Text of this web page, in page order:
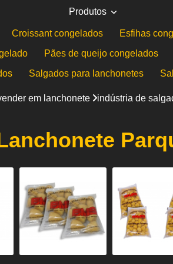
Produtos
Croissant congelados Esfihas
Pães de queijo congelados
Salgados para lanchonetes
em lanchonete indústria de